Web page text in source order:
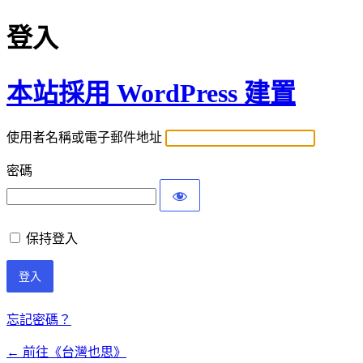
登入
本站採用 WordPress 建置
使用者名稱或電子郵件地址
密碼
保持登入
忘記密碼？
← 前往《台灣也思》